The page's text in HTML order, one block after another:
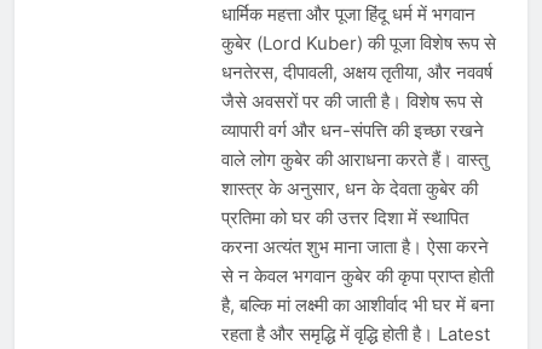
धार्मिक महत्ता और पूजा हिंदू धर्म में भगवान
कुबेर (Lord Kuber) की पूजा विशेष रूप से
धनतेरस, दीपावली, अक्षय तृतीया, और नववर्ष
जैसे अवसरों पर की जाती है। विशेष रूप से
व्यापारी वर्ग और धन-संपत्ति की इच्छा रखने
वाले लोग कुबेर की आराधना करते हैं। वास्तु
शास्त्र के अनुसार, धन के देवता कुबेर की
प्रतिमा को घर की उत्तर दिशा में स्थापित
करना अत्यंत शुभ माना जाता है। ऐसा करने
से न केवल भगवान कुबेर की कृपा प्राप्त होती
है, बल्कि मां लक्ष्मी का आशीर्वाद भी घर में बना
रहता है और समृद्धि में वृद्धि होती है। Latest